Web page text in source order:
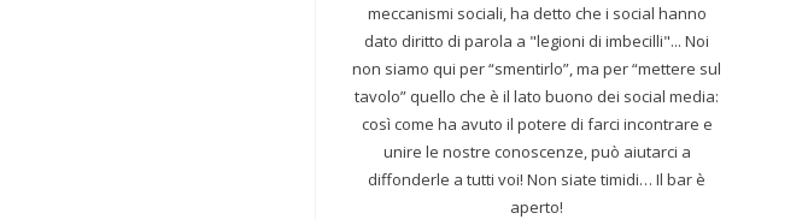
meccanismi sociali, ha detto che i social hanno
dato diritto di parola a "legioni di imbecilli"... Noi
non siamo qui per “smentirlo”, ma per “mettere sul
tavolo” quello che è il lato buono dei social media:
così come ha avuto il potere di farci incontrare e
unire le nostre conoscenze, può aiutarci a
diffonderle a tutti voi! Non siate timidi… Il bar è
aperto!